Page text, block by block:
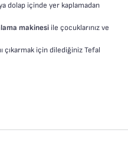
dolap içinde yer kaplamadan
makinesi ile çocuklarınız ve
çıkarmak için dilediğiniz Tefal